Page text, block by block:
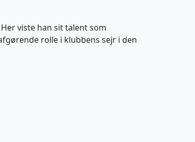
Her viste han sit talent som
rolle i klubbens sejr i den